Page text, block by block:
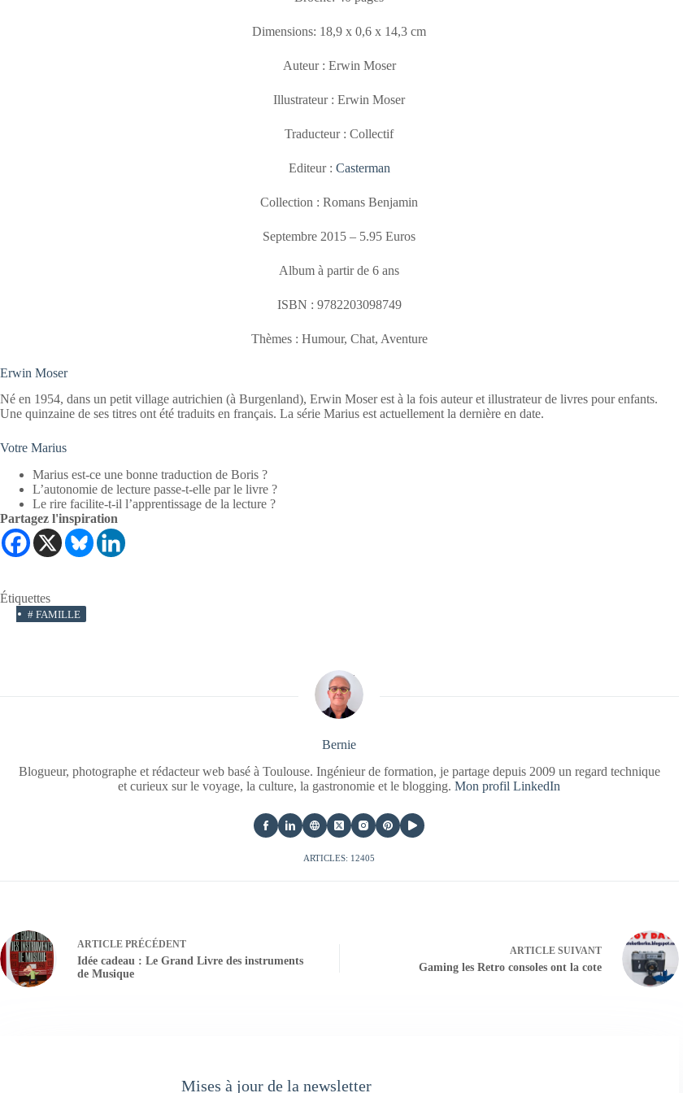
Dimensions: 18,9 x 0,6 x 14,3 cm
Auteur : Erwin Moser
Illustrateur : Erwin Moser
Traducteur : Collectif
Editeur : Casterman
Collection : Romans Benjamin
Septembre 2015 – 5.95 Euros
Album à partir de 6 ans
ISBN : 9782203098749
Thèmes : Humour, Chat, Aventure
Erwin Moser
Né en 1954, dans un petit village autrichien (à Burgenland), Erwin Moser est à la fois auteur et illustrateur de livres pour enfants.
Une quinzaine de ses titres ont été traduits en français. La série Marius est actuellement la dernière en date.
Votre Marius
Marius est-ce une bonne traduction de Boris ?
L’autonomie de lecture passe-t-elle par le livre ?
Le rire facilite-t-il l’apprentissage de la lecture ?
Partagez l'inspiration
Étiquettes
# FAMILLE
Bernie
Blogueur, photographe et rédacteur web basé à Toulouse. Ingénieur de formation, je partage depuis 2009 un regard technique
et curieux sur le voyage, la culture, la gastronomie et le blogging.Mon profil LinkedIn
ARTICLES: 12405
ARTICLE PRÉCÉDENT
Idée cadeau : Le Grand Livre des instruments
de Musique
ARTICLESUIVANT
Gaming les Retro consoles ont la cote
Mises à jour de la newsletter